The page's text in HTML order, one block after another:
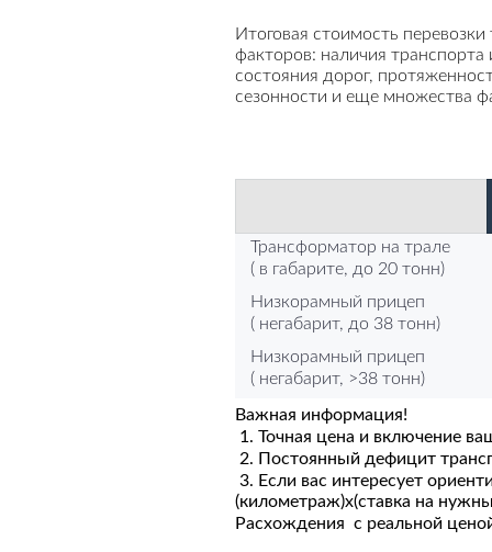
Итоговая стоимость
факторов: наличия транспорта
состояния дорог,
сезонности и еще множества
Трансформатор на трале
( в габарите, до 20 тонн)
Низкорамный прицеп
( негабарит, до 38 тонн)
Низкорамный прицеп
( негабарит, >38 тонн)
Важная информация!
1. Точная цена и включение
2. Постоянный дефицит
3. Если вас интересует
(километраж)х(ставка на
Расхождения с реальной